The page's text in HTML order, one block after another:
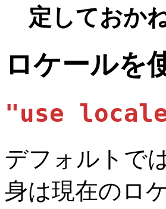
定しておか
ロケールを
"use
デフォルトで
身は現在のロ